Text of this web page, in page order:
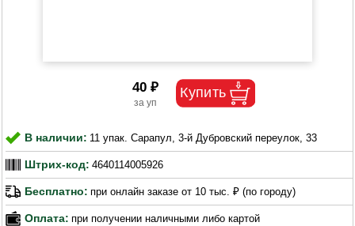
40 ₽
В наличии: 11 упак. Сарапул, 3-й Дубровский переулок, 33
Штрих-код: 4640114005926
Бесплатно: при онлайн заказе от 10 тыс. ₽ (по городу)
Оплата: при получении наличными либо картой